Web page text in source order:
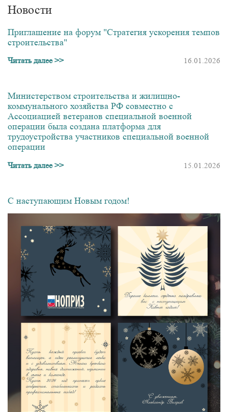
Новости
Приглашение на форум "Стратегия ускорения темпов
строительства"
Читать далее >> 16.01.2026
Министерством строительства и жилищно-
коммунального хозяйства РФ совместно с
Ассоциацией ветеранов специальной военной
операции была создана платформа для
трудоустройства участников специальной военной
операции
Читать далее >> 15.01.2026
С наступающим Новым годом!